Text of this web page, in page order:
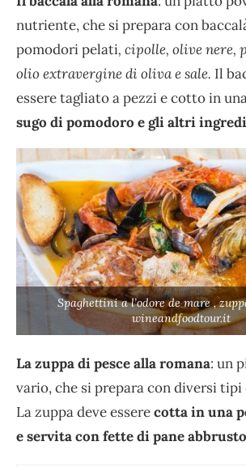
nutriente, che si prepara con
pomodori pelati, cipolle, olive nere,
olio extravergine di oliva e sale. Il
essere tagliato a pezzi e cotto in
sugo di pomodoro e gli altri
Spaghettini a l’odore de mare ,
wineandfoodtour.it
La zuppa di pesce alla romana: un
vario, che si prepara con diversi tipi
La zuppa deve esserecotta in una
e servita con fette di pane